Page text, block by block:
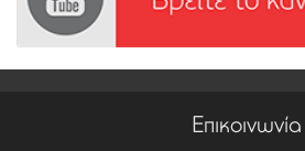
Επικοινωνία